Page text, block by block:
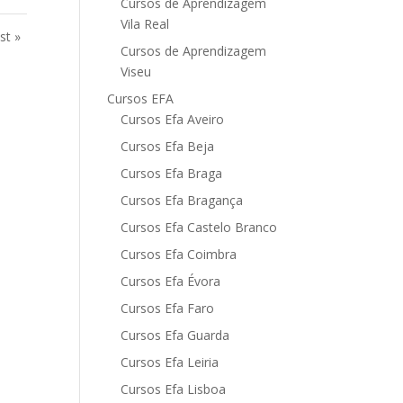
»
Vila Real
Cursos de Aprendizagem
Viseu
Cursos EFA
Cursos Efa Aveiro
Cursos Efa Beja
Cursos Efa Braga
Cursos Efa Bragança
Cursos Efa Castelo Branco
Cursos Efa Coimbra
Cursos Efa Évora
Cursos Efa Faro
Cursos Efa Guarda
Cursos Efa Leiria
Cursos Efa Lisboa